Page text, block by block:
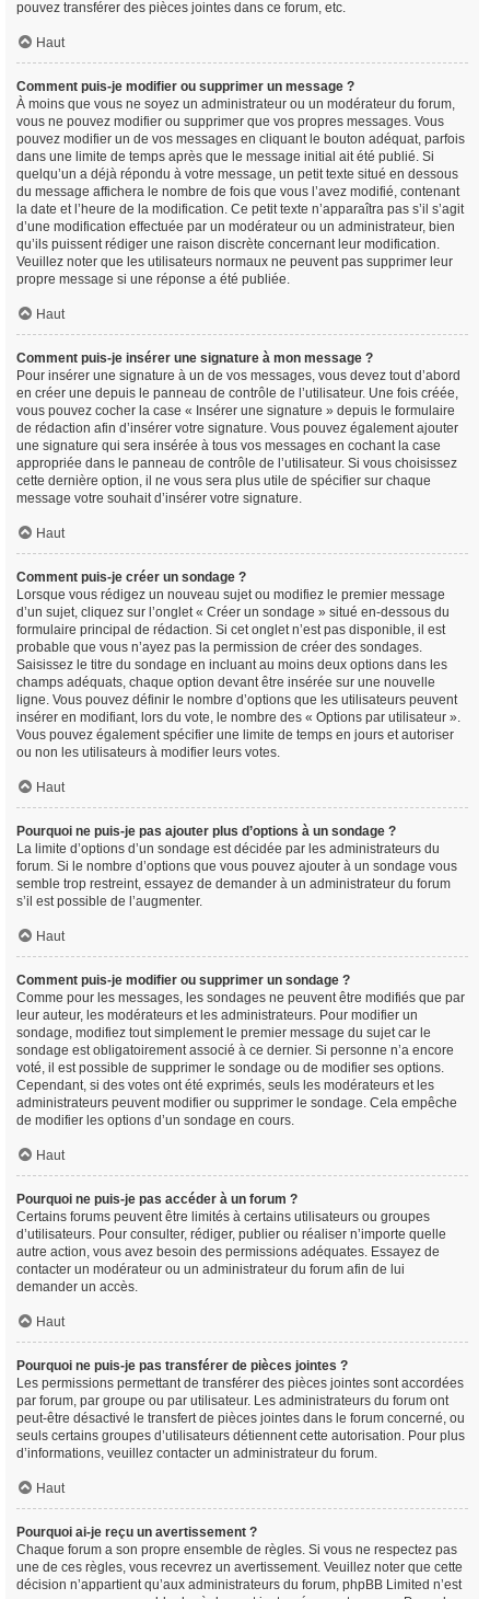
pouvez transférer des pièces jointes dans ce forum, etc.
Haut
Comment puis-je modifier ou supprimer un message ?
À moins que vous ne soyez un administrateur ou un modérateur du forum,
vous ne pouvez modifier ou supprimer que vos propres messages. Vous
pouvez modifier un de vos messages en cliquant le bouton adéquat, parfois
dans une limite de temps après que le message initial ait été publié. Si
quelqu’un a déjà répondu à votre message, un petit texte situé en dessous
du message affichera le nombre de fois que vous l’avez modifié, contenant
la date et l’heure de la modification. Ce petit texte n’apparaîtra pas s’il s’agit
d’une modification effectuée par un modérateur ou un administrateur, bien
qu’ils puissent rédiger une raison discrète concernant leur modification.
Veuillez noter que les utilisateurs normaux ne peuvent pas supprimer leur
propre message si une réponse a été publiée.
Haut
Comment puis-je insérer une signature à mon message ?
Pour insérer une signature à un de vos messages, vous devez tout d’abord
en créer une depuis le panneau de contrôle de l’utilisateur. Une fois créée,
vous pouvez cocher la case « Insérer une signature » depuis le formulaire
de rédaction afin d’insérer votre signature. Vous pouvez également ajouter
une signature qui sera insérée à tous vos messages en cochant la case
appropriée dans le panneau de contrôle de l’utilisateur. Si vous choisissez
cette dernière option, il ne vous sera plus utile de spécifier sur chaque
message votre souhait d’insérer votre signature.
Haut
Comment puis-je créer un sondage ?
Lorsque vous rédigez un nouveau sujet ou modifiez le premier message
d’un sujet, cliquez sur l’onglet « Créer un sondage » situé en-dessous du
formulaire principal de rédaction. Si cet onglet n’est pas disponible, il est
probable que vous n’ayez pas la permission de créer des sondages.
Saisissez le titre du sondage en incluant au moins deux options dans les
champs adéquats, chaque option devant être insérée sur une nouvelle
ligne. Vous pouvez définir le nombre d’options que les utilisateurs peuvent
insérer en modifiant, lors du vote, le nombre des « Options par utilisateur ».
Vous pouvez également spécifier une limite de temps en jours et autoriser
ou non les utilisateurs à modifier leurs votes.
Haut
Pourquoi ne puis-je pas ajouter plus d’options à un sondage ?
La limite d’options d’un sondage est décidée par les administrateurs du
forum. Si le nombre d’options que vous pouvez ajouter à un sondage vous
semble trop restreint, essayez de demander à un administrateur du forum
s’il est possible de l’augmenter.
Haut
Comment puis-je modifier ou supprimer un sondage ?
Comme pour les messages, les sondages ne peuvent être modifiés que par
leur auteur, les modérateurs et les administrateurs. Pour modifier un
sondage, modifiez tout simplement le premier message du sujet car le
sondage est obligatoirement associé à ce dernier. Si personne n’a encore
voté, il est possible de supprimer le sondage ou de modifier ses options.
Cependant, si des votes ont été exprimés, seuls les modérateurs et les
administrateurs peuvent modifier ou supprimer le sondage. Cela empêche
de modifier les options d’un sondage en cours.
Haut
Pourquoi ne puis-je pas accéder à un forum ?
Certains forums peuvent être limités à certains utilisateurs ou groupes
d’utilisateurs. Pour consulter, rédiger, publier ou réaliser n’importe quelle
autre action, vous avez besoin des permissions adéquates. Essayez de
contacter un modérateur ou un administrateur du forum afin de lui
demander un accès.
Haut
Pourquoi ne puis-je pas transférer de pièces jointes ?
Les permissions permettant de transférer des pièces jointes sont accordées
par forum, par groupe ou par utilisateur. Les administrateurs du forum ont
peut-être désactivé le transfert de pièces jointes dans le forum concerné, ou
seuls certains groupes d’utilisateurs détiennent cette autorisation. Pour plus
d’informations, veuillez contacter un administrateur du forum.
Haut
Pourquoi ai-je reçu un avertissement ?
Chaque forum a son propre ensemble de règles. Si vous ne respectez pas
une de ces règles, vous recevrez un avertissement. Veuillez noter que cette
décision n’appartient qu’aux administrateurs du forum, phpBB Limited n’est